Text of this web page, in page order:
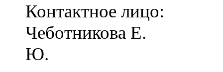
Контактное лицо:
Чеботникова Е.
Ю.